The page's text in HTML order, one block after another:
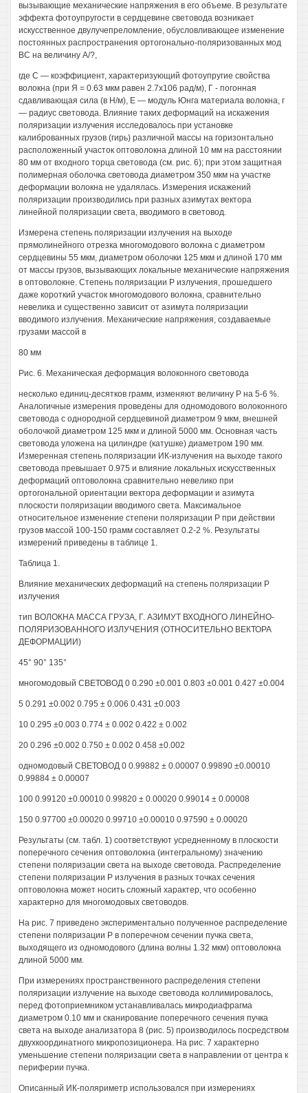
вызывающие механические напряжения в его объеме. В результате
эффекта фотоупругости в сердцевине световода возникает
искусственное двулучепреломление, обусловливающее изменение
постоянных распространения ортогонально-поляризованных мод
ВС на величину А/?,
где С — коэффициент, характеризующий фотоупругие свойства
волокна (при Я = 0.63 мкм равен 2.7x106 рад/м), Г - погонная
сдавливающая сила (в Н/м), Е — модуль Юнга материала волокна, г
— радиус световода. Влияние таких деформаций на искажения
поляризации излучения исследовалось при установке
калиброванных грузов (гирь) различной массы на горизонтально
расположенный участок оптоволокна длиной 10 мм на расстоянии
80 мм от входного торца световода (см. рис. 6); при этом защитная
полимерная оболочка световода диаметром 350 мкм на участке
деформации волокна не удалялась. Измерения искажений
поляризации производились при разных азимутах вектора
линейной поляризации света, вводимого в световод.
Измерена степень поляризации излучения на выходе
прямолинейного отрезка многомодового волокна с диаметром
сердцевины 55 мкм, диаметром оболочки 125 мкм и длиной 170 мм
от массы грузов, вызывающих локальные механические напряжения
в оптоволокне. Степень поляризации Р излучения, прошедшего
даже короткий участок многомодового волокна, сравнительно
невелика и существенно зависит от азимута поляризации
вводимого излучения. Механические напряжения, создаваемые
грузами массой в
80 мм
Рис. 6. Механическая деформация волоконного световода
несколько единиц-десятков грамм, изменяют величину Р на 5-6 %.
Аналогичные измерения проведены для одномодового волоконного
световода с однородной сердцевиной диаметром 9 мкм, внешней
оболочкой диаметром 125 мкм и длиной 5000 мм. Основная часть
световода уложена на цилиндре (катушке) диаметром 190 мм.
Измеренная степень поляризации ИК-излучения на выходе такого
световода превышает 0.975 и влияние локальных искусственных
деформаций оптоволокна сравнительно невелико при
ортогональной ориентации вектора деформации и азимута
плоскости поляризации вводимого света. Максимальное
относительное изменение степени поляризации Р при действии
грузов массой 100-150 грамм составляет 0.2-2 %. Результаты
измерений приведены в таблице 1.
Таблица 1.
Влияние механических деформаций на степень поляризации Р
излучения
тип ВОЛОКНА МАССА ГРУЗА, Г. АЗИМУТ ВХОДНОГО ЛИНЕЙНО-
ПОЛЯРИЗОВАННОГО ИЗЛУЧЕНИЯ (ОТНОСИТЕЛЬНО ВЕКТОРА
ДЕФОРМАЦИИ)
45° 90° 135°
многомодовый СВЕТОВОД 0 0.290 ±0.001 0.803 ±0.001 0.427 ±0.004
5 0.291 ±0.002 0.795 ± 0.006 0.431 ±0.003
10 0.295 ±0.003 0.774 ± 0.002 0.422 ± 0.002
20 0.296 ±0.002 0.750 ± 0.002 0.458 ±0.002
одномодовый СВЕТОВОД 0 0.99882 ± 0.00007 0.99890 ±0.00010
0.99884 ± 0.00007
100 0.99120 ±0.00010 0.99820 ± 0.00020 0.99014 ± 0.00008
150 0.97700 ±0.00020 0.99710 ±0.00010 0.97590 ± 0.00020
Результаты (см. табл. 1) соответствуют усредненному в плоскости
поперечного сечения оптоволокна (интегральному) значению
степени поляризации света на выходе световода. Распределение
степени поляризации Р излучения в разных точках сечения
оптоволокна может носить сложный характер, что особенно
характерно для многомодовых световодов.
На рис. 7 приведено экспериментально полученное распределение
степени поляризации Р в поперечном сечении пучка света,
выходящего из одномодового (длина волны 1.32 мкм) оптоволокна
длиной 5000 мм.
При измерениях пространственного распределения степени
поляризации излучение на выходе световода коллимировалось,
перед фотоприемником устанавливалась микродиафрагма
диаметром 0.10 мм и сканирование поперечного сечения пучка
света на выходе анализатора 8 (рис. 5) производилось посредством
двухкоординатного микропозиционера. На рис. 7 характерно
уменьшение степени поляризации света в направлении от центра к
периферии пучка.
Описанный ИК-поляриметр использовался при измерениях